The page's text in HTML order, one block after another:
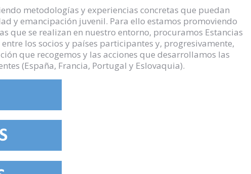
metodologías y experiencias concretas que puedan
y emancipación juvenil. Para ello estamos promoviendo
que se realizan en nuestro entorno, procuramos Estancias
los socios y países participantes y, progresivamente,
que recogemos y las acciones que desarrollamos las
(España, Francia, Portugal y Eslovaquia).